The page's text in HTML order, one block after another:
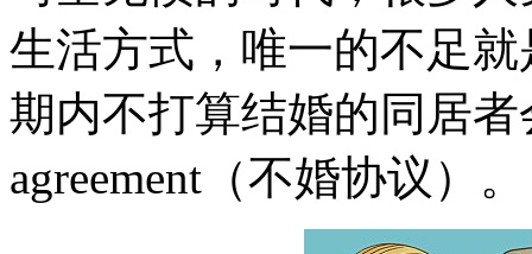
生活方式，唯一的不足
期内不打算结婚的同居
agreement（不婚协议）。